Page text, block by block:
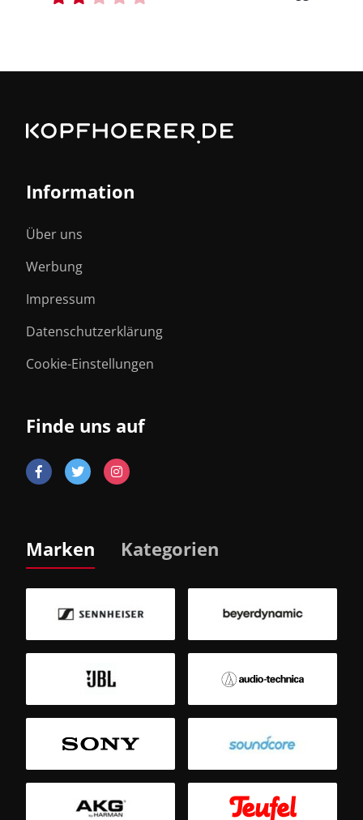
Information
Über uns
Werbung
Impressum
Datenschutzerklärung
Cookie-Einstellungen
Finde uns auf
Marken Kategorien